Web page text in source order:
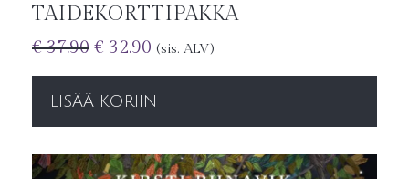
TAIDEKORTTIPAKKA
€37.90 € 32.90 (sis. ALV)
LISÄÄ KORIIN